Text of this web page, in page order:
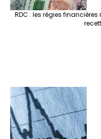
RDC : les régies